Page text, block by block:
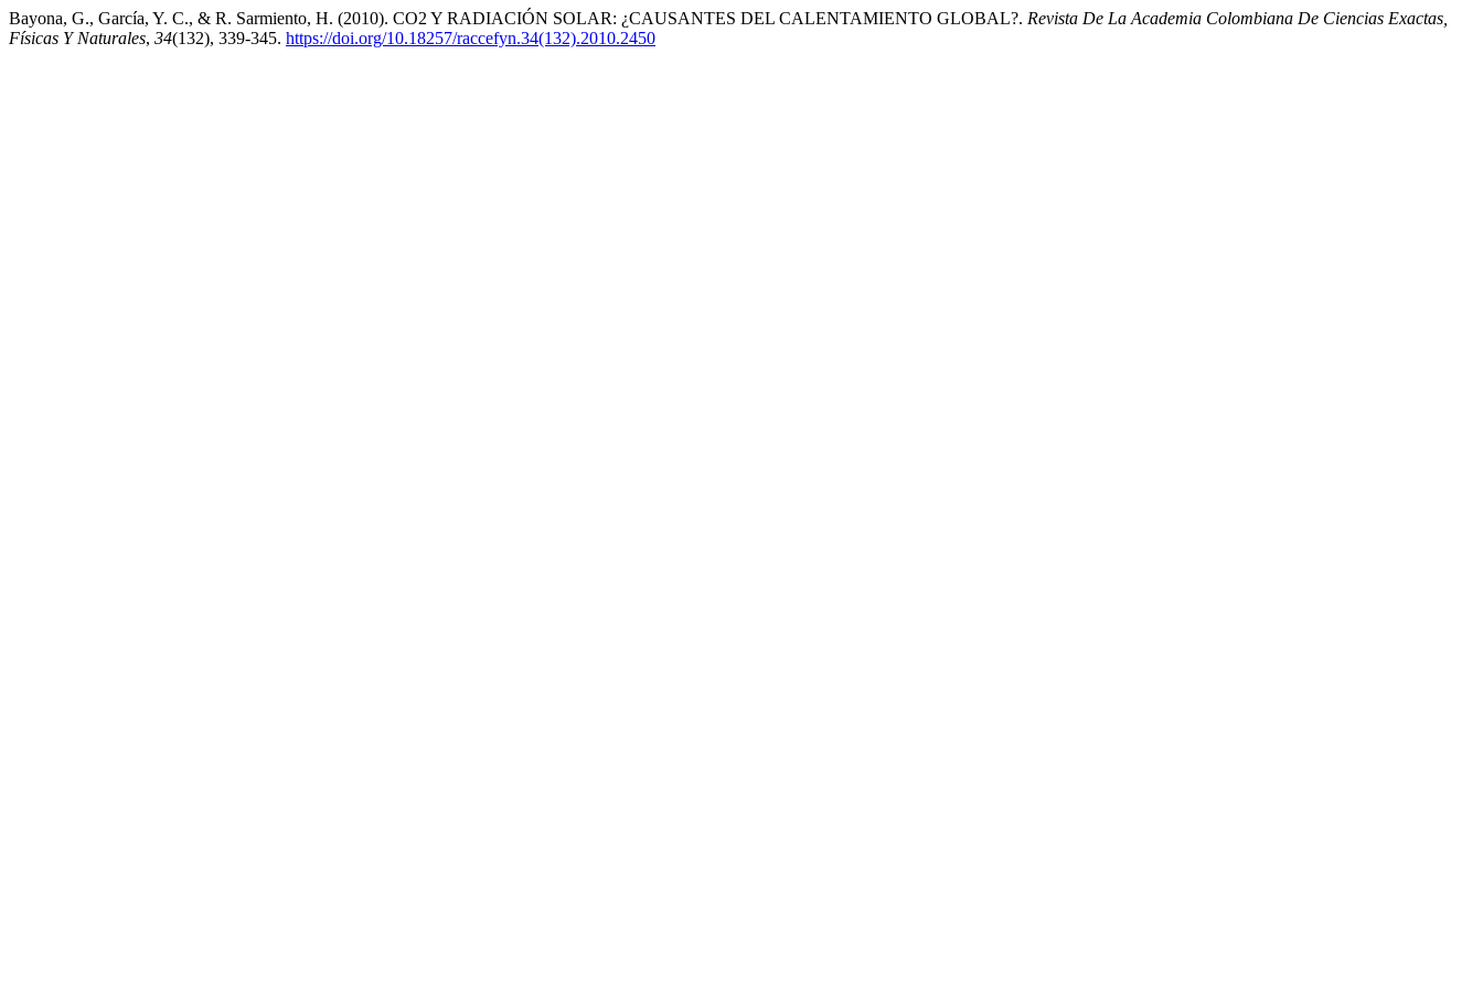
Bayona, G., García, Y. C., & R. Sarmiento, H. (2010). CO2 Y RADIACIÓN SOLAR: ¿CAUSANTES DEL CALENTAMIENTO GLOBAL?. Revista De La Academia Colombiana De Ciencias Exactas,
Físicas Y Naturales, 34(132), 339-345. https://doi.org/10.18257/raccefyn.34(132).2010.2450